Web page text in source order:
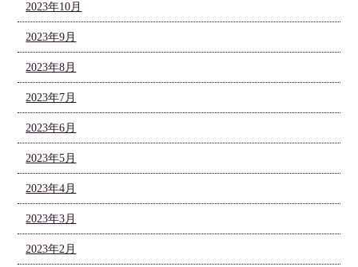
2023年10月
2023年9月
2023年8月
2023年7月
2023年6月
2023年5月
2023年4月
2023年3月
2023年2月